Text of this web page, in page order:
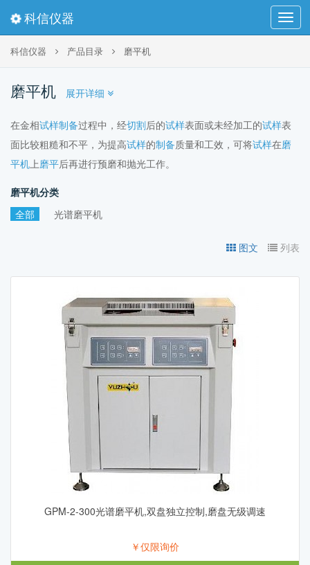
科信仪器
科信仪器 产品目录 磨平机
磨平机 展开详细
在金相试样制备过程中，经切割后的试样表面或未经加工的试样表
面比较粗糙和不平，为提高试样的制备质量和工效，可将试样在磨
平机上磨平后再进行预磨和抛光工作。
磨平机分类
全部
光谱磨平机
图文 列表
GPM-2-300光谱磨平机,双盘独立控制,磨盘无级调速
￥仅限询价